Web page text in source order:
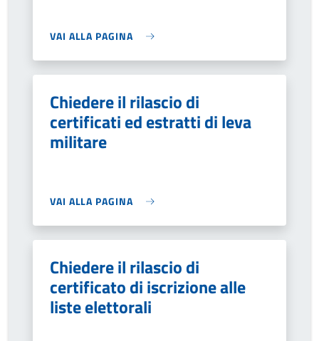
VAI ALLA PAGINA
Chiedere il rilascio di
certificati ed estratti di leva
militare
VAI ALLA PAGINA
Chiedere il rilascio di
certificato di iscrizione alle
liste elettorali